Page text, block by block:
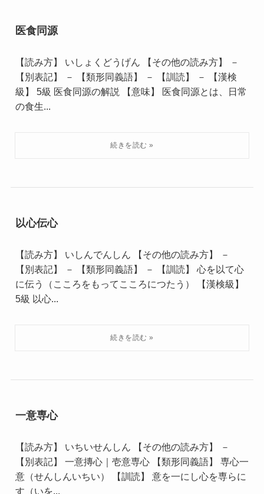
医食同源
【読み方】 いしょくどうげん 【その他の読み方】 －
【別表記】 － 【類形同義語】 － 【訓読】 － 【漢検
級】 5級 医食同源の解説 【意味】 医食同源とは、日常
の食生...
以心伝心
【読み方】 いしんでんしん 【その他の読み方】 －
【別表記】 － 【類形同義語】 － 【訓読】 心を以て心
に伝う（こころをもってこころにつたう） 【漢検級】
5級 以心...
一意専心
【読み方】 いちいせんしん 【その他の読み方】 －
【別表記】 一意摶心｜壱意専心 【類形同義語】 専心一
意（せんしんいちい） 【訓読】 意を一にし心を専らに
す（いを...